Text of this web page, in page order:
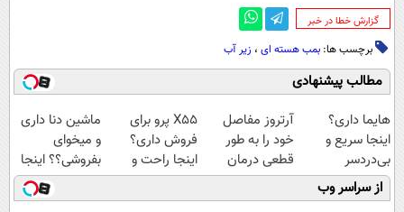
‌گزارش خطا در خبر
برچسب ها: بمب هسته ای ، زیر آب
مطالب پیشنهادی
هایما داری؟
اینجا سریع و
بی‌دردسر
می‌فروشی
آرتروز مفاصل
خود را به طور
قطعی درمان
کنید!
◗پرسش‌نامه◖
X55 پرو برای
فروش داری؟
اینجا راحت و
سریع بفروشش
ماشین دنا داری
و میخوای
بفروشی؟؟ اینجا
راحت و سریع
بفروش
از سراسر وب